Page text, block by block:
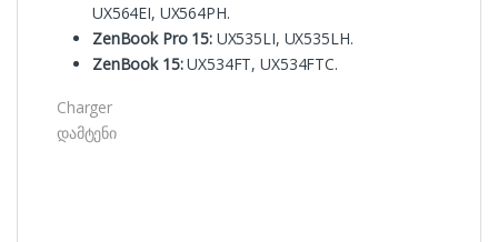
UX564EI, UX564PH.
ZenBook Pro 15:UX535LI, UX535LH.
ZenBook 15:UX534FT, UX534FTC.
Charger
დამტენი